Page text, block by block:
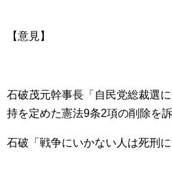
【意見】
石破茂元幹事長「自民党総裁選
持を定めた憲法9条2項の削除を訴
石破「戦争にいかない人は死刑に